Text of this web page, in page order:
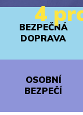
4
BEZPEČNÁ
DOPRAVA
OSOBNÍ
BEZPEČÍ